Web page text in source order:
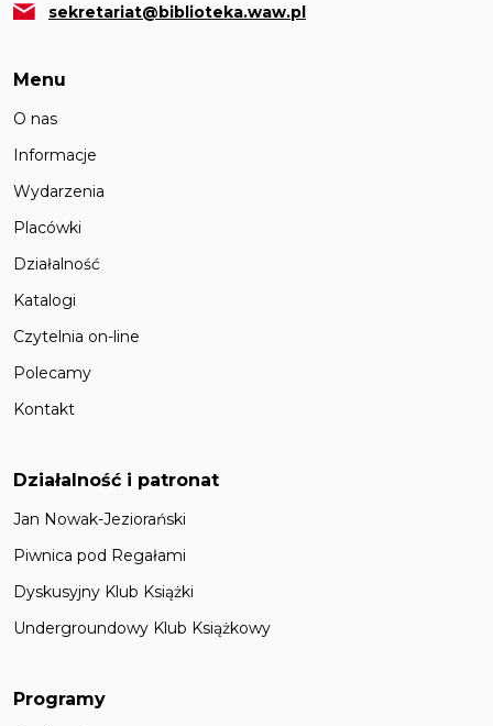
sekretariat@biblioteka.waw.pl
Menu
O nas
Informacje
Wydarzenia
Placówki
Działalność
Katalogi
Czytelnia on-line
Polecamy
Kontakt
Działalność i patronat
Jan Nowak-Jeziorański
Piwnica pod Regałami
Dyskusyjny Klub Książki
Undergroundowy Klub Książkowy
Programy